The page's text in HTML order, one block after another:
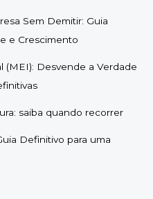
Sem Demitir: Guia
e Crescimento
Desvende a Verdade
saiba quando recorrer
Definitivo para uma